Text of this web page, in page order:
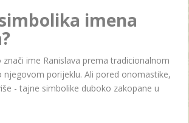
imena
znači ime Ranislava prema tradicionalnom
njegovom porijeklu. Ali pored onomastike,
- tajne simbolike duboko zakopane u